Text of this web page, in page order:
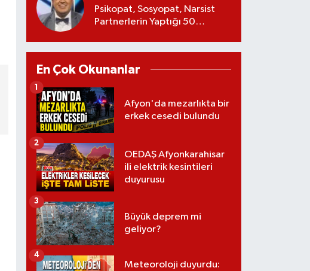
Psikopat, Sosyopat, Narsist
Partnerlerin Yaptığı 50
En Çok Okunanlar
Afyon'da mezarlıkta bir
erkek cesedi bulundu
1
OEDAŞ Afyonkarahisar
ili elektrik kesintileri
duyurusu
2
Büyük deprem mi
geliyor?
3
Meteoroloji duyurdu:
4